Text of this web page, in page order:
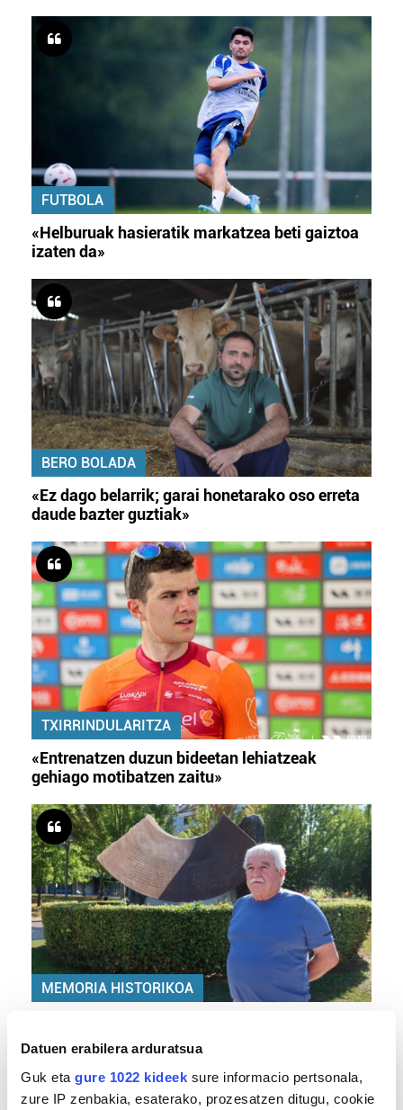
Datuen erabilera arduratsua
Guk eta gure 1022 kideek sure informacio pertsonala,
zure IP zenbakia, esaterako, prozesatzen ditugu, cookie
FUTBOLA
«Helburuak hasieratik markatzea beti gaiztoa
izaten da»
BERO BOLADA
«Ez dago belarrik; garai honetarako oso erreta
daude bazter guztiak»
TXIRRINDULARITZA
«Entrenatzen duzun bideetan lehiatzeak
gehiago motibatzen zaitu»
MEMORIA HISTORIKOA
azkeneko momentuan hitz egin du»